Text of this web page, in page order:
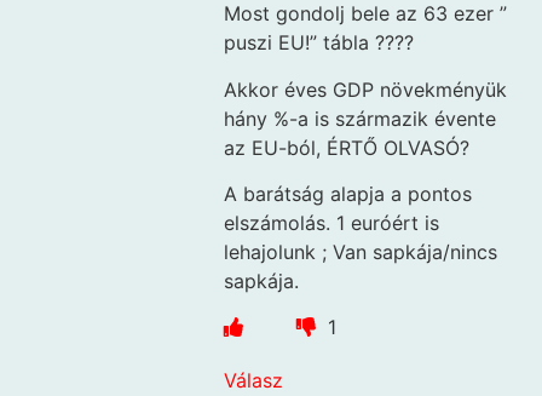
Most gondolj bele az 63 ezer ”
puszi EU!” tábla ????
Akkor éves GDP növekményük
hány %-a is származik évente
az EU-ból, ÉRTŐ OLVASÓ?
A barátság alapja a pontos
elszámolás. 1 euróért is
lehajolunk ; Van sapkája/nincs
sapkája.
1
Válasz